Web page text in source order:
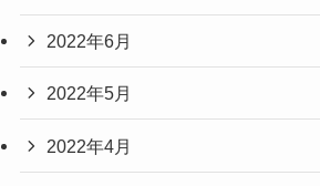
2022年6月
2022年5月
2022年4月